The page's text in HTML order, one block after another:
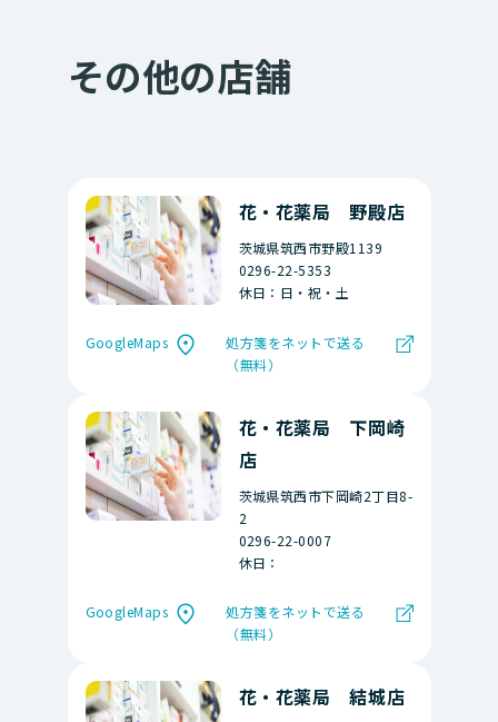
その他の店舗
花・花薬局 野殿店
茨城県筑西市野殿1139
0296-22-5353
休日：日・祝・土
GoogleMaps
処方箋をネットで送る
（無料）
花・花薬局 下岡崎
店
茨城県筑西市下岡崎2丁目8-
2
0296-22-0007
休日：
GoogleMaps
処方箋をネットで送る
（無料）
花・花薬局 結城店